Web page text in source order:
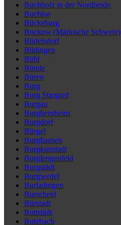
Buchholz in der Nordheide
Buchloe
Bückeburg
Buckow (Märkische Schweiz)
Büdelsdorf
Büdingen
Bühl
Bünde
Büren
Burg
Burg Stargard
Burgau
Burgbernheim
Burgdorf
Bürgel
Burghausen
Burgkunstadt
Burglengenfeld
Burgstädt
Burgwedel
Burladingen
Burscheid
Bürstadt
Buttstädt
Butzbach